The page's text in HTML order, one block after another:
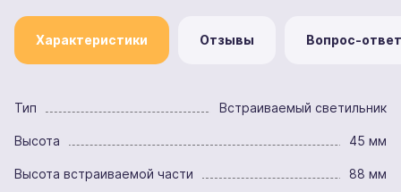
Характеристики Отзывы Вопрос-ответ
Тип Встраиваемый светильник
Высота 45 мм
Высота встраиваемой части 88 мм